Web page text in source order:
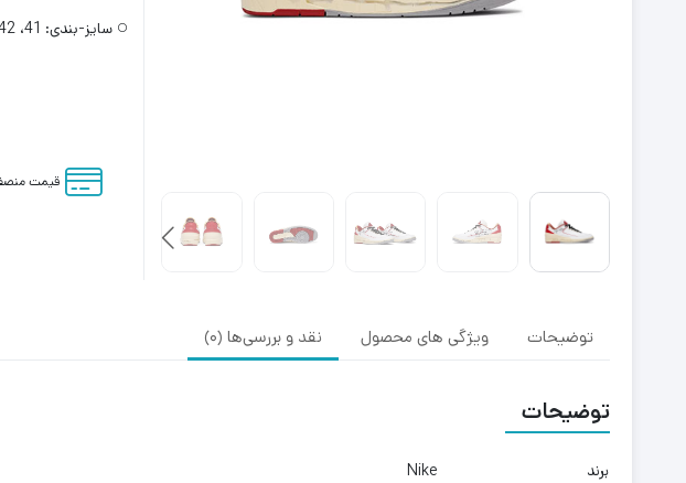
سایز-بندی: 41، 42، 43، 44، 45
قیمت
توضیحات ویژگی های محصول نقد و بررسی‌ها (0)
توضیحات
برند Nike